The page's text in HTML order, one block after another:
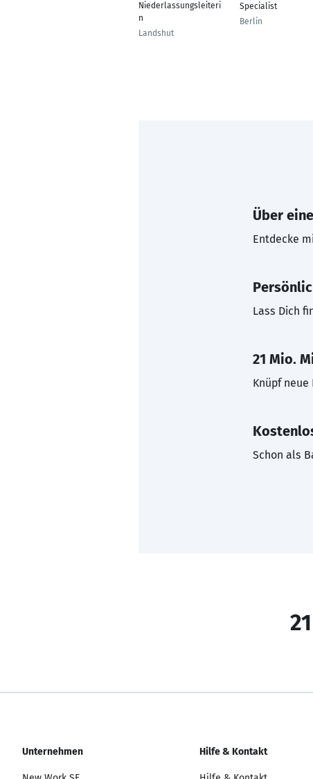
Niederlassungsleiteri
n
Landshut
Specialist
Berlin
Über
Entdecke
Lass Dich
21 Mio.
Knüpf
Schon als
Unternehmen Hilfe & Kontakt